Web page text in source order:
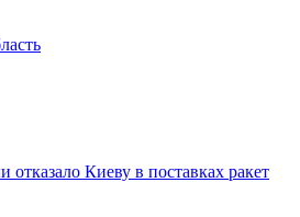
Киеву в поставках ракет